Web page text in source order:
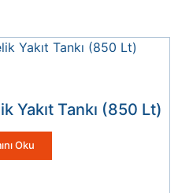
Yakıt Tankı (850 Lt)
Oku